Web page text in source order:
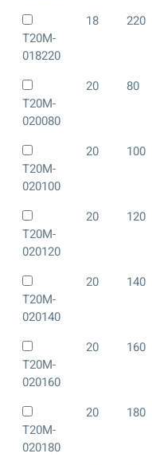
T20M-
018220
18 220
T20M-
020080
20 80
T20M-
020100
20 100
T20M-
020120
20 120
T20M-
020140
20 140
T20M-
020160
20 160
T20M-
020180
20 180